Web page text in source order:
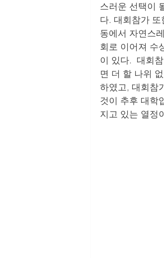
스러운 선택이
다. 대회참가
동에서 자연스
회로 이어져 수
이 있다.  대회
면 더 할 나위
하였고, 대회참
것이 추후 대학
지고 있는 열정